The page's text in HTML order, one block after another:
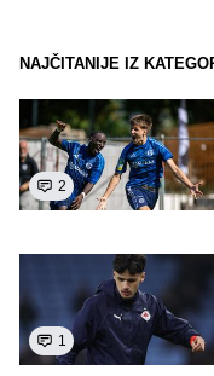
NAJČITANIJE IZ
2
1